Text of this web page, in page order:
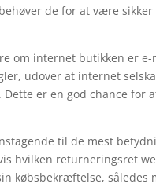
de for at være
om internet butikken er
udover at internet
er en god chance
til de mest
hvilken returneringsret
købsbekræftelse, således